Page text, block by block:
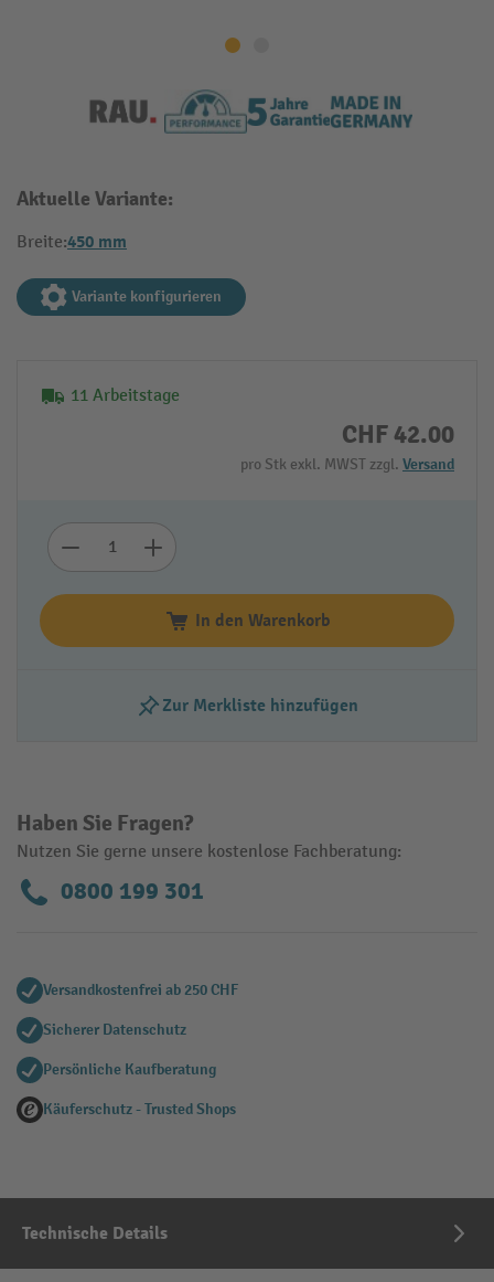
Aktuelle Variante:
Breite:450 mm
Variante konfigurieren
11 Arbeitstage
CHF 42.00
pro Stk exkl. MWST zzgl. Versand
In den Warenkorb
Zur Merkliste hinzufügen
Haben Sie Fragen?
Nutzen Sie gerne unsere kostenlose Fachberatung:
0800 199 301
Versandkostenfrei ab 250 CHF
Sicherer Datenschutz
Persönliche Kaufberatung
Käuferschutz - Trusted Shops
Technische Details